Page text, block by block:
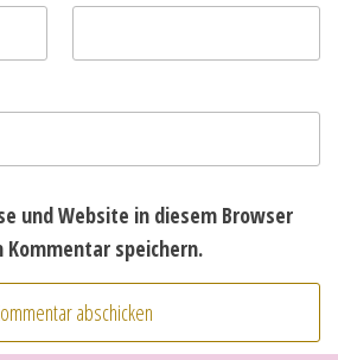
und Website in diesem Browser
speichern.